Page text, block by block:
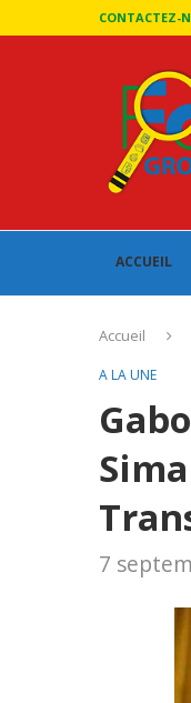
CONTACTEZ-
ACCUEIL
Accueil
A LA UNE
7